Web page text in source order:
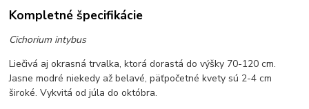
Kompletné špecifikácie
Cichorium intybus
Liečivá aj okrasná trvalka, ktorá dorastá do výšky 70-120 cm.
Jasne modré niekedy až belavé, päťpočetné kvety sú 2-4 cm
široké. Vykvitá od júla do októbra.